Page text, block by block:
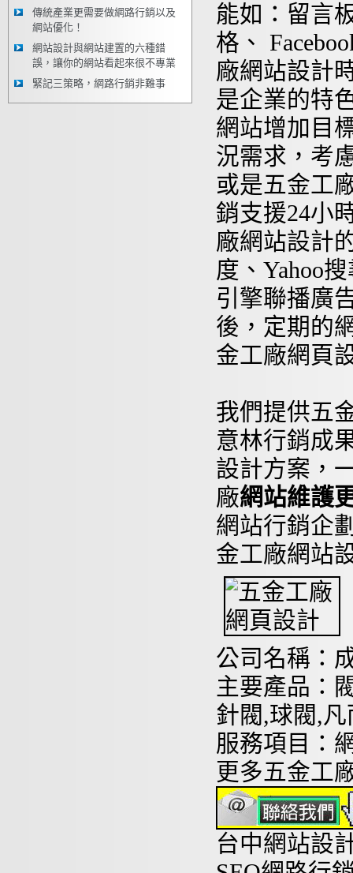
傳統產業更需要做網路行銷以及
網站優化！
網站設計與網站建置的六種錯
誤，讓你的網站看起來很不專業
緊記三策略，網路行銷非難事
能如：留言
格、
廠網站設計
是企業的特
網站增加目
況需求，考
或是五金工
銷支援24小
廠網站設計
度、Yahoo
引擎聯播廣
後，定期的
金工廠網頁
我們提供五
意林行銷成
設計方案，
廠網站維護
網站行銷企
金工廠網站
公司名稱：
主要產品：
針閥,球閥,
服務項目：
更多五金工
台中網站設